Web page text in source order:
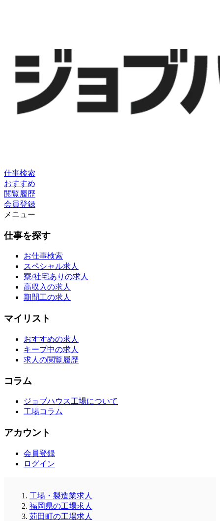
仕事検索
おすすめ
閲覧履歴
会員登録
メニュー
仕事を探す
お仕事検索
スペシャル求人
寮/社宅ありの求人
高収入の求人
期間工の求人
マイリスト
おすすめの求人
キープ中の求人
求人の閲覧履歴
コラム
ジョブハウス工場について
工場コラム
アカウント
会員登録
ログイン
工場・製造業求人
福岡県の工場求人
苅田町の工場求人